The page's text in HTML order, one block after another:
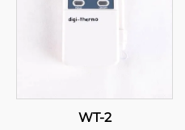
WT-2